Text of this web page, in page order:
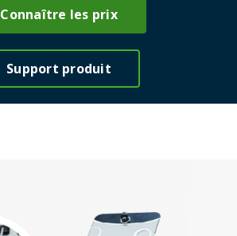
Connaître les prix
Support produit